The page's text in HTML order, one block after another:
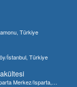
Türkiye
İstanbul, Türkiye
Merkez/Isparta,